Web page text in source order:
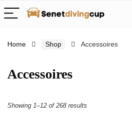
Home Shop Accessoires
Accessoires
Showing 1–12 of 268 results